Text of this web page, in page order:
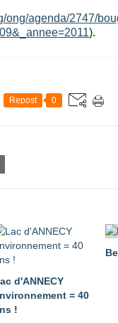
ong/agenda/2747/
).
Repost 0
d'ANNECY
= 40
!